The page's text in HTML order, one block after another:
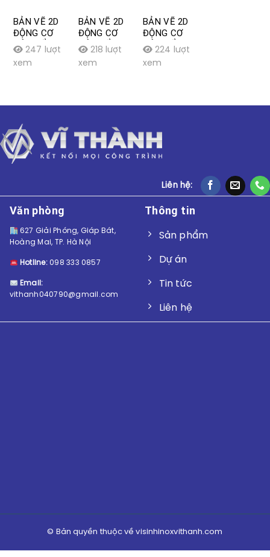
BẢN VẼ 2D
ĐỘNG CƠ
CỬA SỔ
DẠNG XÍCH
CONG
247 lượt
xem
BẢN VẼ 2D
ĐỘNG CƠ
CỬA SỔ
DẠNG TAY
ĐÒN
218 lượt
xem
BẢN VẼ 2D
ĐỘNG CƠ
CỬA SỔ
DẠNG TRƯỢT
224 lượt
xem
Liên hệ:
Văn phòng
627 Giải Phóng, Giáp Bát,
Hoàng Mai, TP. Hà Nội
Hotline:098 333 0857
Email:
vithanh040790@gmail.com
Thông tin
Sản phẩm
Dự án
Tin tức
Liên hệ
© Bản quyền thuộc về visinhinoxvithanh.com